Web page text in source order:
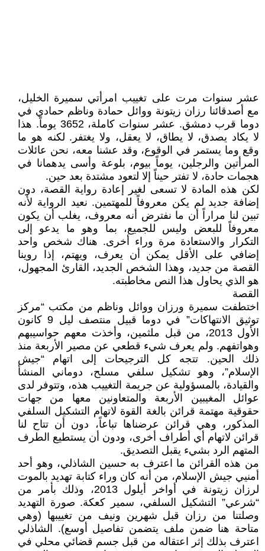
عشر سنوات مرت على تغييب امرأتي سميرة الخليل،
مع أصدقائنا رزان زيتونة ووائل حمادة وناظم حمادي في
دوما قرب دمشق. عشر سنوات كاملة، 3652 يوماً. هذا
لا يكاد يصدق، لا يطاق، لا يعقل، ولا يغتفر. لكنه هو ما
وقع وما يستمر في الوقوع، وقد عشنا معه، نحن عائلات
المرأتين والرجلين، يوماً بيوم، بلوعة وأسى يدهمانا في
هجمات حادة، لا تفتر حيناً إلا لتعود مشتدة بعد حين.
لكن هذه المادة لا تسعى لغير إعادة رواية القصة، دون
إضافة جديد لم يكن معروفاً للمهتمين. نعيد الرواية لأنه
تبين لنا مراراً أن ما نفترض أنه معروف، يغلب أن يكون
معروفاً للبعض وليس للجميع، بما وهو ما يدعو إلى
التكرار والاستعادة مرة وراء أخرى. هناك شخص واحد
إضافي على الأقل يمكن أن يعرف، ويهتم، إذا روينا
القصة من جديد، وهذا الشخص الجديد، القارئ المجهول،
هو الذي يحاول هذا النص مخاطبته.
القصة
اختطفت سميرة ورزان ووائل وناظم من مكتب “مركز
توثيق الانتهاكات” في دوما قبيل منتصف ليل 9 كانون
الأول 2013، من قبل ملثمين، وأخذت معهم حواسيبهم
وهواتفهم. ولم يعرف شيء قطعي عن مصير الأربعة منذ
ذلك الحين. تتجه كل الترجيحات إلى اتهام “جيش
الإسلام”، وهو تشكيل سلفي مسلح، دوماني المنشأ
والقيادة، بالمسؤولية عن جريمة التغييب هذه، وتتوفر لدى
عوائل المغيبين الأربعة والمتعاونين معها من جهات
حقوقية مهتمة قرائن بالغة القوة لاتهام التشكيل السلفي
المذكور، وهي قرائن عرضناها تباعاً، دون أن تتاح لنا
قرائن لاتهام أي أطراف أخرى، ودون أن يستطيع الطرف
المتهم الرد بشيء يقبل التصديق.
من هذه القرائن ما اعترف به حسين الشاذلي، وهو أحد
أمنيي جيش الإسلام، من أنه كان وراء كتابة تهديد بالموت
لرزان زيتونة في أواخر أيلول 2013، وذلك بأمر من
“شرعي” التشكيل السلفي، سمير كعكة. صورة التهديد
وصلتنا من رزان قبل شهرين ونيف من تغييبها (وهي
متاحة هنا ضمن ملف يتضمن تفاصيل أوسع). الشاذلي
اعترف بذلك إثر اعتقاله من قبل جسم قضائي محلي في